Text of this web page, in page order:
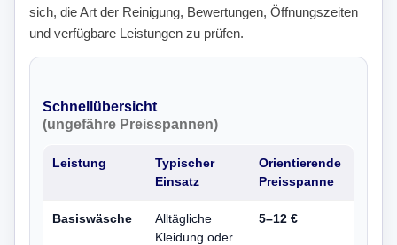
sich, die Art der Reinigung, Bewertungen, Öffnungszeiten
und verfügbare Leistungen zu prüfen.
Schnellübersicht
(ungefähre Preisspannen)
Leistung
Typischer
Einsatz
Orientierende
Preisspanne
Basiswäsche
Alltägliche
Kleidung oder
5–12 €